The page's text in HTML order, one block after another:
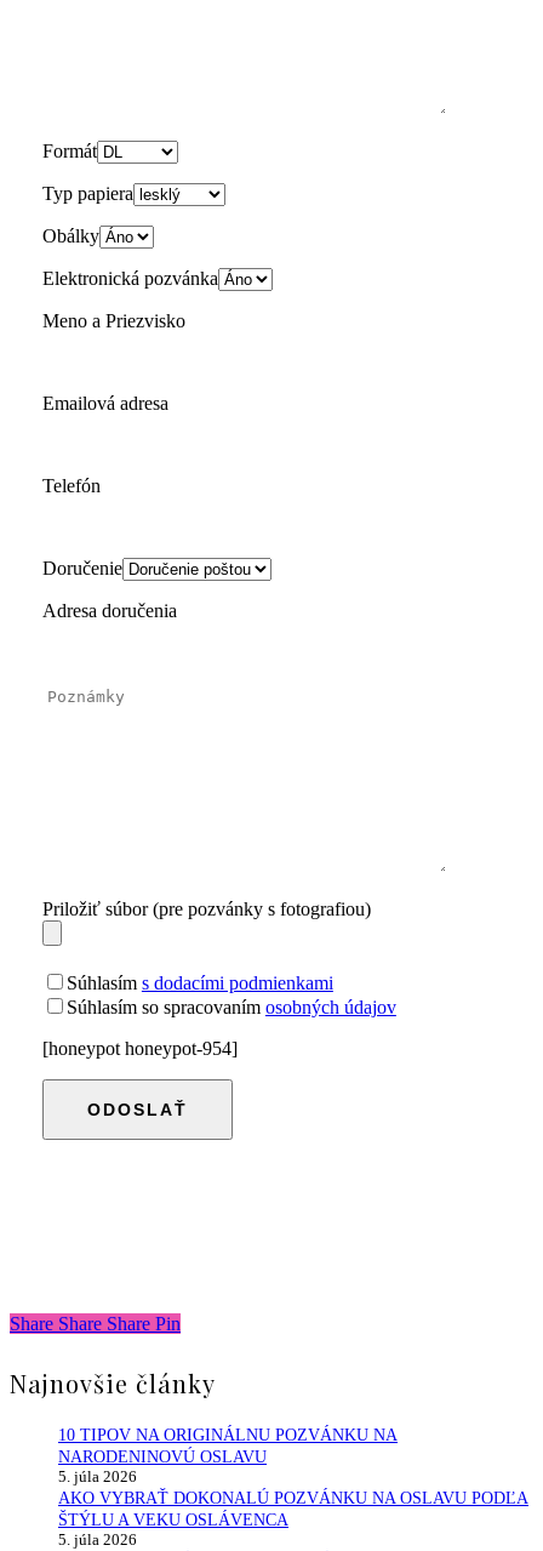
Formát
Typ papiera
Obálky
Elektronická pozvánka
Meno a Priezvisko
Emailová adresa
Telefón
Doručenie
Adresa doručenia
Priložiť súbor (pre pozvánky s fotografiou)
Súhlasím s dodacími podmienkami
Súhlasím so spracovaním osobných údajov
[honeypot honeypot-954]
Share
Share Share Share Pin
Najnovšie články
10 TIPOV NA ORIGINÁLNU POZVÁNKU NA
NARODENINOVÚ OSLAVU
5. júla 2026
AKO VYBRAŤ DOKONALÚ POZVÁNKU NA OSLAVU PODĽA
ŠTÝLU A VEKU OSLÁVENCA
5. júla 2026